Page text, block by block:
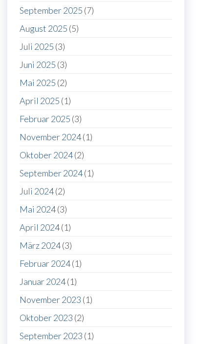
September 2025 (7)
August 2025 (5)
Juli 2025 (3)
Juni 2025 (3)
Mai 2025 (2)
April 2025 (1)
Februar 2025 (3)
November 2024(1)
Oktober 2024(2)
September 2024(1)
Juli 2024(2)
Mai 2024(3)
April 2024(1)
März 2024(3)
Februar 2024(1)
Januar 2024(1)
November 2023 (1)
Oktober 2023 (2)
September 2023 (1)